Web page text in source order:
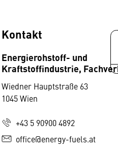
Kontakt
Energierohstoff- und
Kraftstoffindustrie,
Wiedner Hauptstraße 63
1045 Wien
+43 5 90900 4892
office@energy-fuels.at